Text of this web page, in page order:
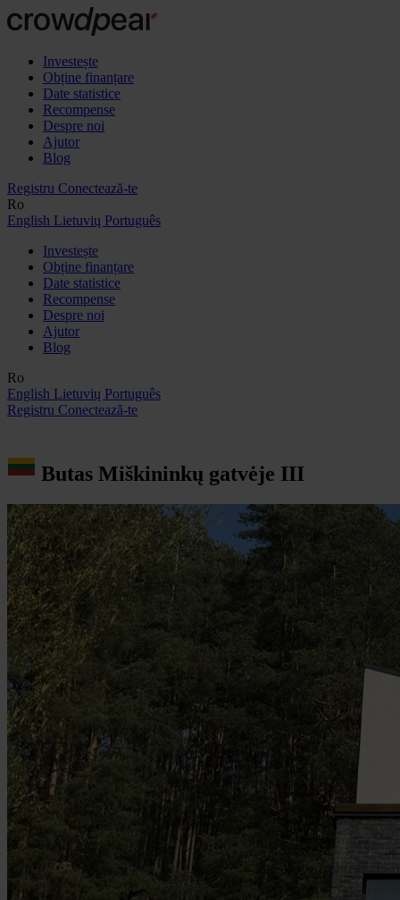
Investește
Obține finanțare
Date statistice
Recompense
Despre noi
Ajutor
Blog
Registru Conectează-te
Ro
English Lietuvių Português
Investește
Obține finanțare
Date statistice
Recompense
Despre noi
Ajutor
Blog
Ro
English Lietuvių Português
Registru Conectează-te
Butas Miškininkų gatvėje III